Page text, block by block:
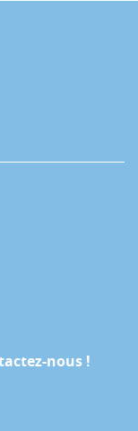
nous !